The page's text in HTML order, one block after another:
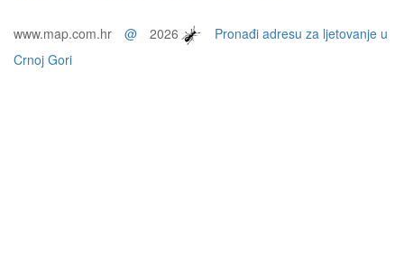
www.map.com.hr @ 2026
Pronađi adresu za ljetovanje u
Crnoj Gori